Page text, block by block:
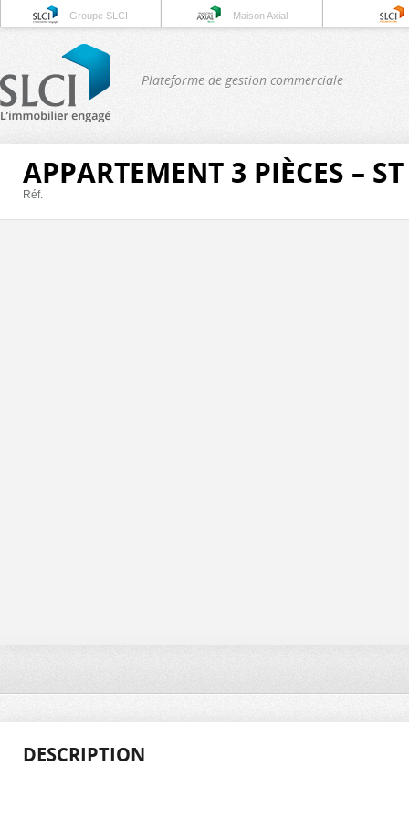
Groupe SLCI Maison Axial
Plateforme de gestion commerciale
APPARTEMENT 3 PIÈCES –
Réf.
DESCRIPTION